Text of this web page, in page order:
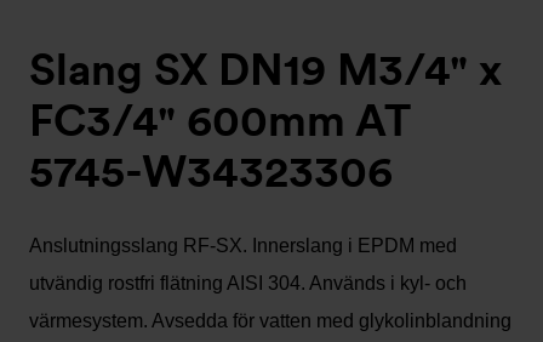
Slang SX DN19 M3/4" x
FC3/4" 600mm AT
5745-W34323306
Anslutningsslang RF-SX. Innerslang i EPDM med
utvändig rostfri flätning AISI 304. Används i kyl- och
värmesystem. Avsedda för vatten med glykolinblandning